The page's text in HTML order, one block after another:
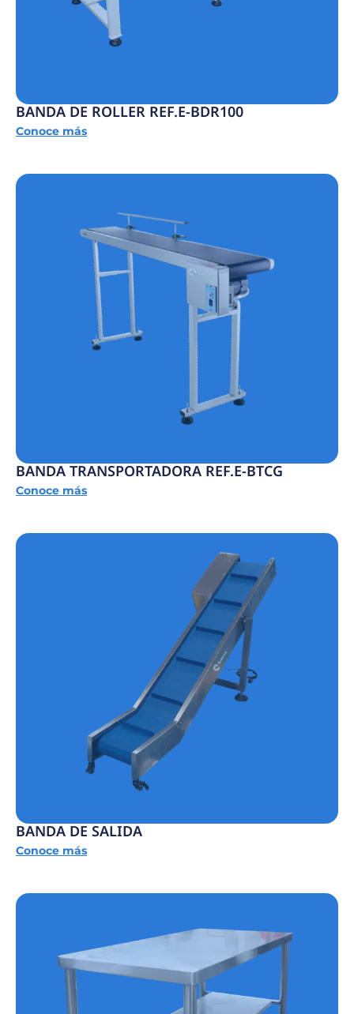
BANDA DE ROLLER REF.E-BDR100
Conoce más
BANDA TRANSPORTADORA REF.E-BTCG
Conoce más
BANDA DE SALIDA
Conoce más